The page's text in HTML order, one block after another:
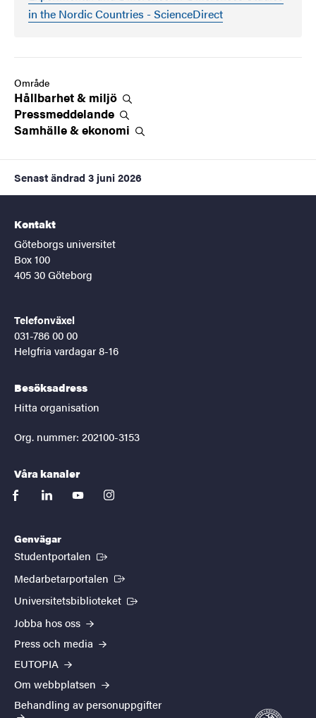
in the Nordic Countries - ScienceDirect
Område
Hållbarhet & miljö
Pressmeddelande
Samhälle &ekonomi
Senast ändrad 3 juni 2026
Kontakt
Göteborgs universitet
Box 100
405 30 Göteborg
Telefonväxel
031-786 00 00
Helgfria vardagar 8-16
Besöksadress
Hitta organisation
Org. nummer: 202100-3153
Våra kanaler
facebooklinkedinyoutubeinstagram
Genvägar
Studentportalen (Extern länk)
Medarbetarportalen (Extern länk)
Universitetsbiblioteket (Extern länk)
Jobba hos oss
Press och media
EUTOPIA
Om webbplatsen
Behandling av personuppgifter